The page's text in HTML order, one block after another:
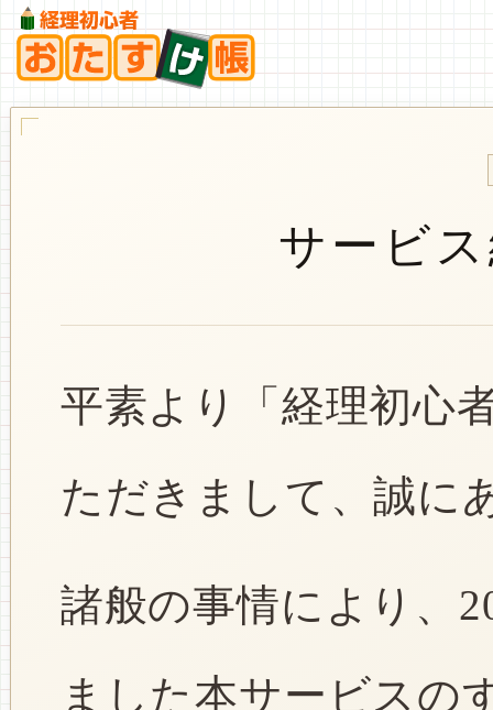
サービ
平素より「経理初心
ただきまして、誠に
諸般の事情により、
ました本サービスの